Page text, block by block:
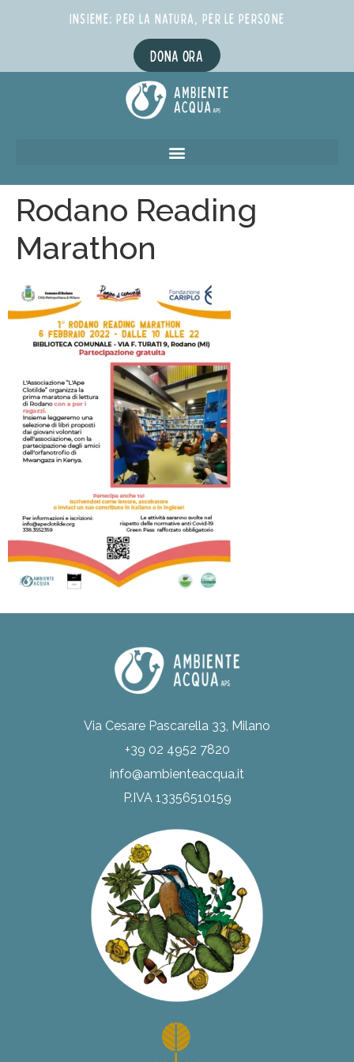
INSIEME; PER LA NATURA, PER LE PERSONE
DONA ORA
Rodano Reading
Marathon
Via Cesare Pascarella 33, Milano
+39 02 4952 7820
info@ambienteacqua.it
P.IVA 13356510159